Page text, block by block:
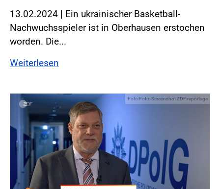
13.02.2024 | Ein ukrainischer Basketball-
Nachwuchsspieler ist in Oberhausen erstochen
worden. Die...
Weiterlesen
Foto:Foto: Screenshot ZDF.reportage